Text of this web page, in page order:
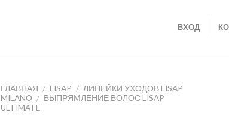
ВХОД
ГЛАВНАЯ / LISAP / ЛИНЕЙКИ УХОДОВ LISAP
MILANO / ВЫПРЯМЛЕНИЕ ВОЛОС LISAP
ULTIMATE